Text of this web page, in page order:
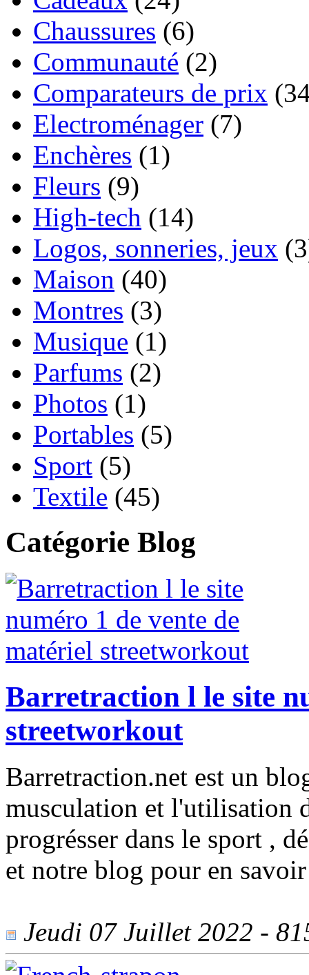
Chaussures (6)
Communauté (2)
Comparateurs de prix
Electroménager (7)
Enchères (1)
Fleurs (9)
High-tech (14)
Logos, sonneries, jeux
Maison (40)
Montres (3)
Musique (1)
Parfums (2)
Photos (1)
Portables (5)
Sport (5)
Textile (45)
Catégorie Blog
Barretraction l le site
streetworkout
Barretraction.net est un
musculation et l'utilisation
progrésser dans le sport ,
et notre blog pour en
Jeudi 07 Juillet 2022 -